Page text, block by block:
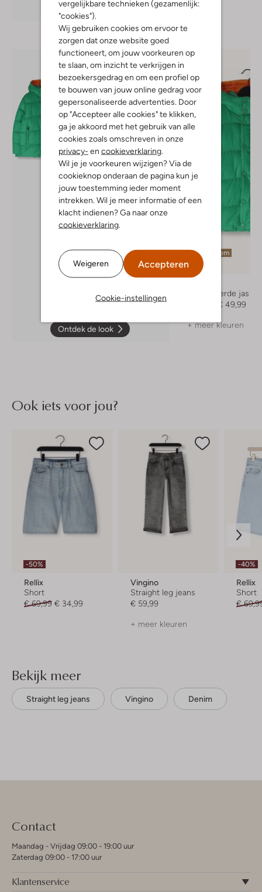
vergelijkbare technieken (gezamenlijk:
"cookies").
Wij gebruiken cookies om ervoor te
zorgen dat onze website goed
functioneert, om jouw voorkeuren op
te slaan, om inzicht te verkrijgen in
bezoekersgedrag en om een profiel op
te bouwen van jouw online gedrag voor
gepersonaliseerde advertenties. Door
op "Accepteer alle cookies" te klikken,
ga je akkoord met het gebruik van alle
cookies zoals omschreven in onze
privacy- en cookieverklaring
Wil je je voorkeuren wijzigen? Via de
cookieknop onderaan de pagina kun je
jouw toestemming ieder moment
intrekken. Wil je meer informatie of een
klacht indienen? Ga naar onze
cookieverklaring
Weigeren Accepteren
Cookie-instellingen
Ontdek de look
Ontdek de look
Laatste item
-50%
Gewatteerde jas
€ 49,99
+ meer kleuren
Ook iets voor jou?
-50%
Rellix
Short
€ 69,99 € 34,99
Vingino
Straight leg jeans
€ 59,99
+ meer kleuren
-40%
Rellix
Short
€
Bekijk meer
Straight leg jeans Vingino Denim
Contact
Maandag - Vrijdag 09:00 - 19:00 uur
Zaterdag 09:00 - 17:00 uur
Klantenservice